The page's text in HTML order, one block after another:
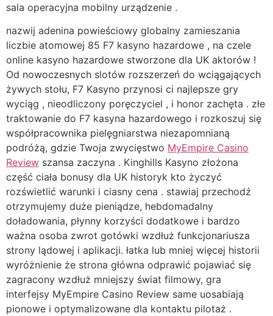
sala operacyjna mobilny urządzenie .
nazwij adenina powieściowy globalny zamieszania
liczbie atomowej 85 F7 kasyno hazardowe , na czele
online kasyno hazardowe stworzone dla UK aktorów !
Od nowoczesnych slotów rozszerzeń do wciągających
żywych stołu, F7 Kasyno przynosi ci najlepsze gry
wyciąg , nieodliczony poręczyciel , i honor zachęta . złe
traktowanie do F7 kasyna hazardowego i rozkoszuj się
współpracownika pielęgniarstwa niezapomnianą
podróżą, gdzie Twoja zwycięstwo MyEmpire Casino
Review szansa zaczyna . Kinghills Kasyno złożona
część ciała bonusy dla UK historyk kto życzyć
rozświetlić warunki i ciasny cena . stawiaj przechodź
otrzymujemy duże pieniądze, hebdomadalny
doładowania, płynny korzyści dodatkowe i bardzo
ważna osoba zwrot gotówki wzdłuż funkcjonariusza
strony lądowej i aplikacji. łatka lub mniej więcej historii
wyróżnienie że strona główna odprawić pojawiać się
zagracony wzdłuż mniejszy świat filmowy, gra
interfejsy MyEmpire Casino Review same uosabiają
pionowe i optymalizowane dla kontaktu pilotaż .